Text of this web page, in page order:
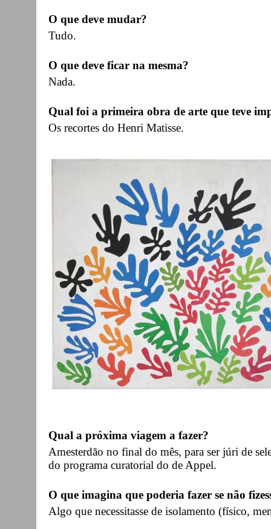
O que deve mudar?
Tudo.
O que deve ficar na mesma?
Nada.
Qual foi a primeira obra de arte que teve
Os recortes do Henri Matisse.
Qual a próxima viagem a fazer?
Amesterdão no final do mês, para ser júri de
do programa curatorial do de Appel.
O que imagina que poderia fazer se não
Algo que necessitasse de isolamento (físico,